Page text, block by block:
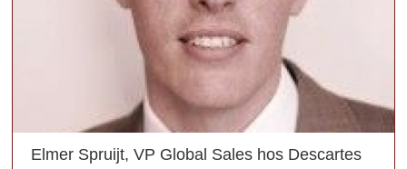
Elmer Spruijt, VP Global Sales hos Descartes